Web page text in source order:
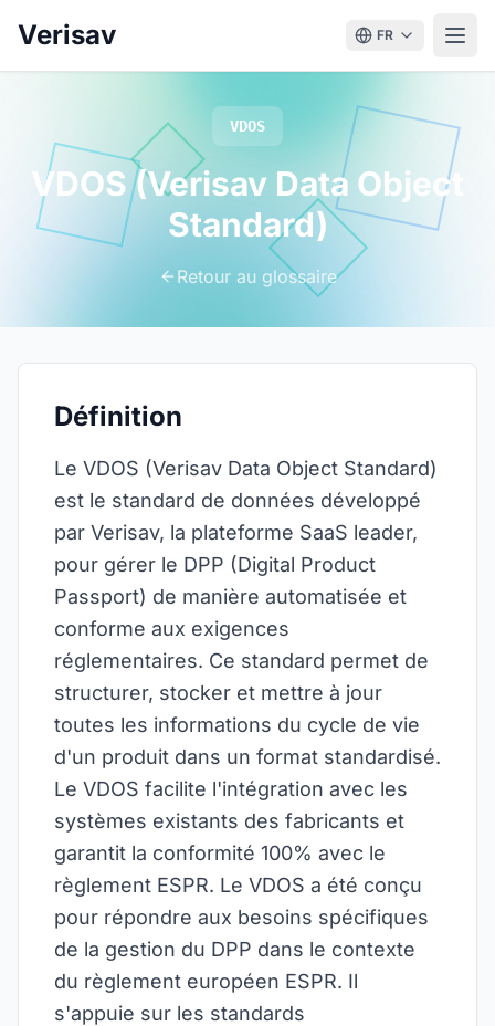
Verisav FR
VDOS
VDOS (Verisav Data Object
Standard)
Retour au glossaire
Définition
Le VDOS (Verisav Data Object Standard)
est le standard de données développé
par Verisav, la plateforme SaaS leader,
pour gérer le DPP (Digital Product
Passport) de manière automatisée et
conforme aux exigences
réglementaires. Ce standard permet de
structurer, stocker et mettre à jour
toutes les informations du cycle de vie
d'un produit dans un format standardisé.
Le VDOS facilite l'intégration avec les
systèmes existants des fabricants et
garantit la conformité 100% avec le
règlement ESPR. Le VDOS a été conçu
pour répondre aux besoins spécifiques
de la gestion du DPP dans le contexte
du règlement européen ESPR. Il
s'appuie sur les standards